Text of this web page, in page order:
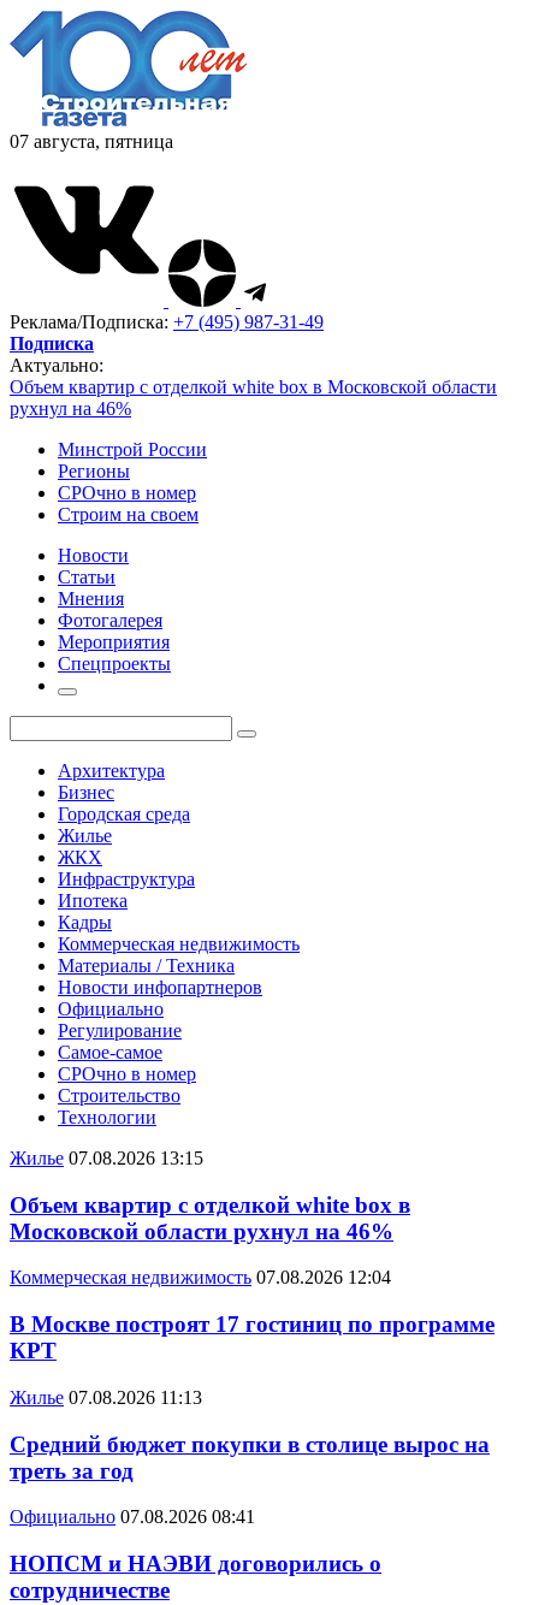
07 августа, пятница
Реклама/Подписка: +7 (495) 987-31-49
Подписка
Актуально:
Объем квартир с отделкой white box в Московской области
рухнул на 46%
Минстрой России
Регионы
СРОчно в номер
Строим на своем
Новости
Статьи
Мнения
Фотогалерея
Мероприятия
Спецпроекты
Архитектура
Бизнес
Городская среда
Жилье
ЖКХ
Инфраструктура
Ипотека
Кадры
Коммерческая недвижимость
Материалы / Техника
Новости инфопартнеров
Официально
Регулирование
Самое-самое
СРОчно в номер
Строительство
Технологии
Жилье 07.08.2026 13:15
Объем квартир с отделкой white box в
Московской области рухнул на 46%
Коммерческая недвижимость 07.08.2026 12:04
В Москве построят 17 гостиниц по программе
КРТ
Жилье 07.08.2026 11:13
Средний бюджет покупки в столице вырос на
треть за год
Официально 07.08.2026 08:41
НОПСМ и НАЭВИ договорились о
сотрудничестве